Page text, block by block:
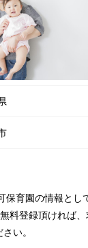
保育園の情報とし
料登録頂ければ
い。